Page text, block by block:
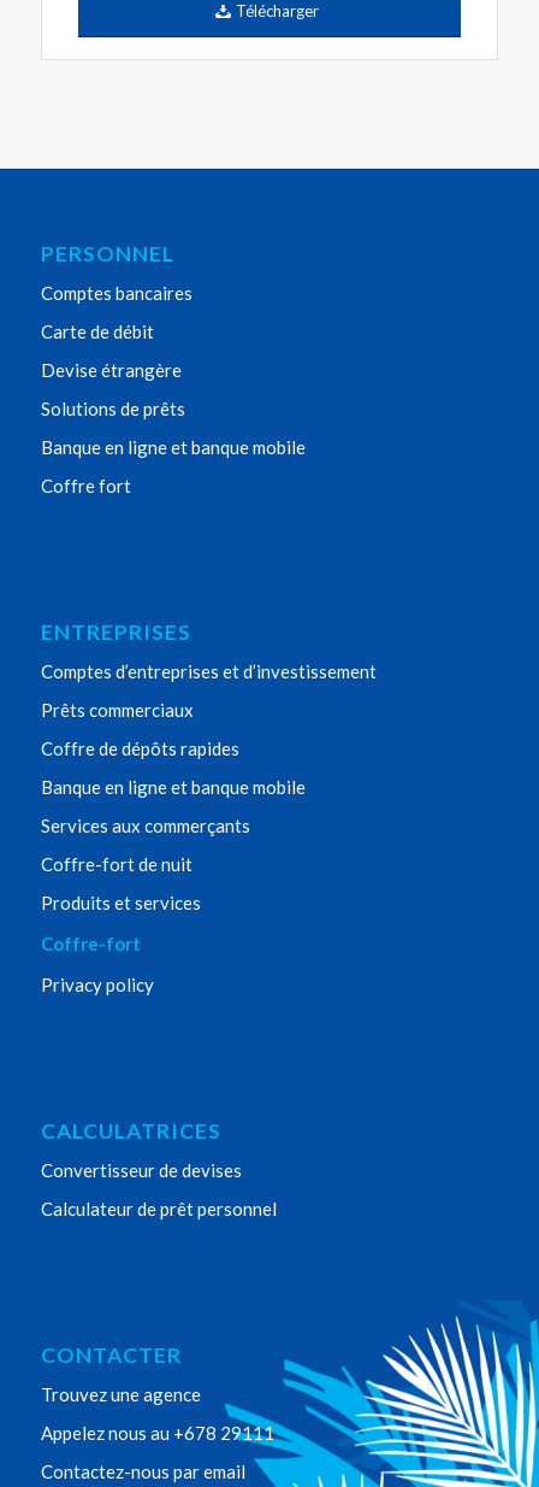
Télécharger
PERSONNEL
Comptes bancaires
Carte de débit
Devise étrangère
Solutions de prêts
Banque en ligne et banque mobile
Coffre fort
ENTREPRISES
Comptes d’entreprises et d’investissement
Prêts commerciaux
Coffre de dépôts rapides
Banque en ligne et banque mobile
Services aux commerçants
Coffre-fort de nuit
Produits et services
Coffre-fort
Privacy policy
CALCULATRICES
Convertisseur de devises
Calculateur de prêt personnel
CONTACTER
Trouvez une agence
Appelez nous au +678 29111
Contactez-nous par email